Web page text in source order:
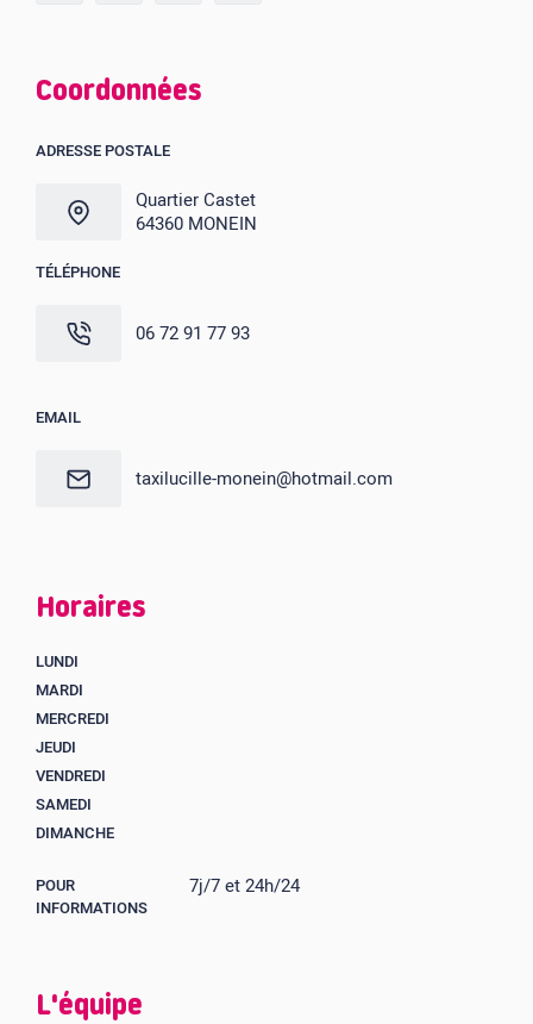
Coordonnées
ADRESSE POSTALE
Quartier Castet
64360 MONEIN
TÉLÉPHONE
06 72 91 77 93
EMAIL
taxilucille-monein@hotmail.com
Horaires
LUNDI
MARDI
MERCREDI
JEUDI
VENDREDI
SAMEDI
DIMANCHE
POUR
INFORMATIONS
7j/7 et 24h/24
L'équipe